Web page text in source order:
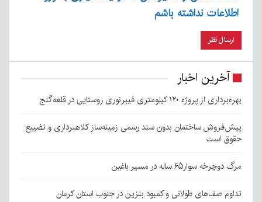
اطلاعات نداشته باشم
آخرین اخبار
بهره‌برداری از پروژه ۱۲۰ کیلومتری فیبرنوری روستایی در قلعه‌گنج
پیش‌فروش ساختمان بدون سند رسمی زمینه‌ساز کلاهبرداری و تضییع
حقوق است
مرگ دوچرخه سوار۶۵ ساله در مسیر باغین
تداوم صف‌های طولانی و کمبود بنزین در جنوب استان کرمان